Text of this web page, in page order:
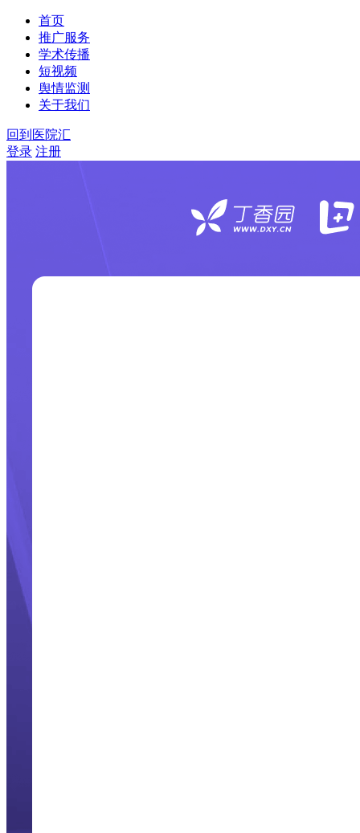
首页
推广服务
学术传播
短视频
舆情监测
关于我们
回到医院汇
登录 注册